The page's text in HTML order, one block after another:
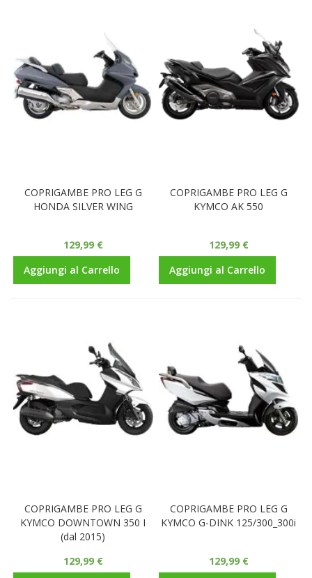
COPRIGAMBE PRO LEG G
HONDA SILVER WING
129,99 €
Aggiungi al Carrello
COPRIGAMBE PRO LEG G
KYMCO AK 550
129,99 €
Aggiungi al Carrello
COPRIGAMBE PRO LEG G
KYMCO DOWNTOWN 350 I
(dal 2015)
129,99 €
COPRIGAMBE PRO LEG G
KYMCO G-DINK 125/300_300i
129,99 €